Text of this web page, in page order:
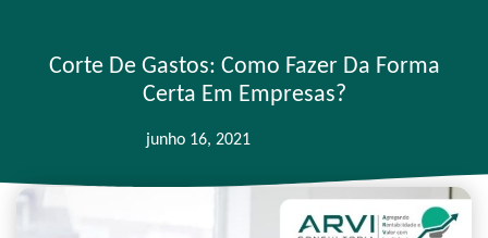
Corte De Gastos: Como Fazer Da Forma
Certa Em Empresas?
junho 16, 2021